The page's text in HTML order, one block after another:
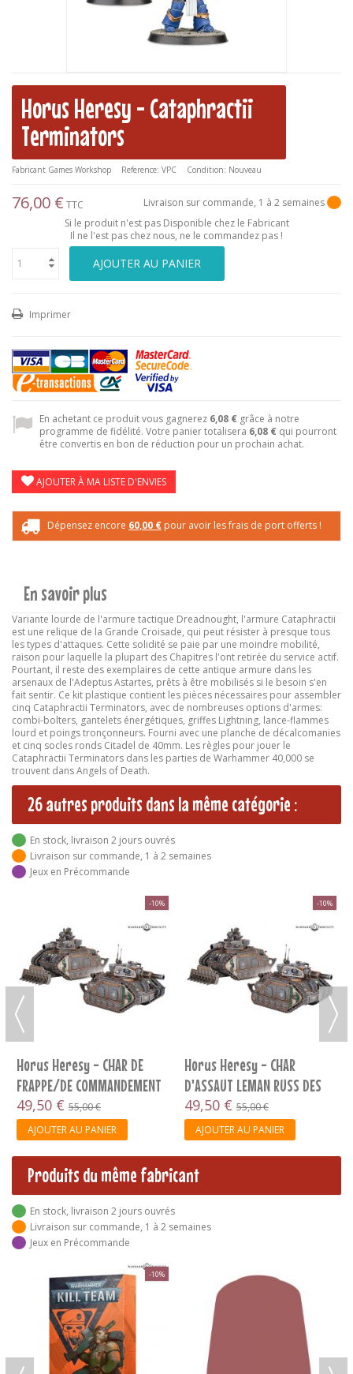
Horus Heresy - Cataphractii
Terminators
Fabricant Games Workshop Reference: VPC Condition: Nouveau
76,00 € TTC
Livraison sur commande, 1 à 2 semaines
Si le produit n'est pas Disponible chez le Fabricant
Il ne l'est pas chez nous, ne le commandez pas !
AJOUTER AU PANIER
Imprimer
En achetant ce produit vous gagnerez 6,08 € grâce à notre
programme de fidélité. Votre panier totalisera 6,08 € qui pourront
être convertis en bon de réduction pour un prochain achat.
AJOUTER À MA LISTE D'ENVIES
Dépensez encore 60,00 € pour avoir les frais de port offerts !
En savoir plus
Variante lourde de l'armure tactique Dreadnought, l'armure Cataphractii
est une relique de la Grande Croisade, qui peut résister à presque tous
les types d'attaques. Cette solidité se paie par une moindre mobilité,
raison pour laquelle la plupart des Chapitres l'ont retirée du service actif.
Pourtant, il reste des exemplaires de cette antique armure dans les
arsenaux de l'Adeptus Astartes, prêts à être mobilisés si le besoin s'en
fait sentir. Ce kit plastique contient les pièces nécessaires pour assembler
cinq Cataphractii Terminators, avec de nombreuses options d'armes:
combi-bolters, gantelets énergétiques, griffes Lightning, lance-flammes
lourd et poings tronçonneurs. Fourni avec une planche de décalcomanies
et cinq socles ronds Citadel de 40mm. Les règles pour jouer le
Cataphractii Terminators dans les parties de Warhammer 40,000 se
trouvent dans Angels of Death.
26 autres produits dans la même catégorie :
En stock, livraison 2 jours ouvrés
Livraison sur commande, 1 à 2 semaines
Jeux en Précommande
-10%
Horus Heresy - CHAR DE
FRAPPE/DE COMMANDEMENT
LEMAN RUSS...
49,50 € 55,00 €
AJOUTER AU PANIER
-10%
Horus Heresy - CHAR
D'ASSAUT LEMAN RUSS DES
SOLAR AUXILIA
49,50 € 55,00 €
AJOUTER AU PANIER
Produits du même fabricant
En stock, livraison 2 jours ouvrés
Livraison sur commande, 1 à 2 semaines
Jeux en Précommande
-10%